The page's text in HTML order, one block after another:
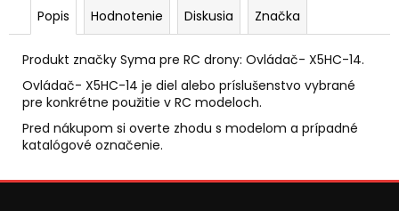
Popis Hodnotenie Diskusia Značka
Produkt značky Syma pre RC drony: Ovládač- X5HC-14.
Ovládač- X5HC-14 je diel alebo príslušenstvo vybrané
pre konkrétne použitie v RC modeloch.
Pred nákupom si overte zhodu s modelom a prípadné
katalógové označenie.
a
m
e
DIAĽKOVO
OVLÁDANÝ
TRAKTOR